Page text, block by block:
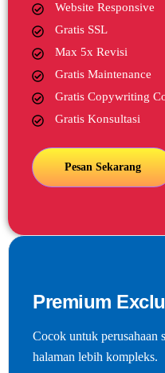
Website Responsive
Gratis SSL
Max 5x Revisi
Gratis Maintenance
Gratis Copywriting
Gratis Konsultasi
Pesan Sekarang
Premium
Cocok untuk perusahaan
halaman lebih kompleks.